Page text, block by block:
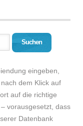
Suchen
eingeben,
dem Klick auf
auf die richtige
vorausgesetzt, dass
Datenbank